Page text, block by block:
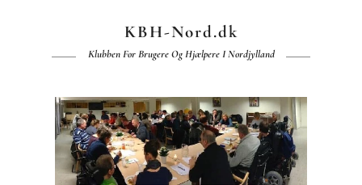
KBH-Nord.dk
Klubben For Brugere Og Hjælpere I Nordjylland